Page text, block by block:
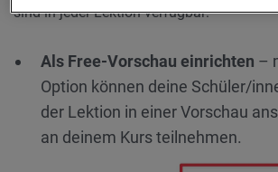
sind in jeder Lektion verfügbar:
Als Free-Vorschau einrichten –
Option können deine Schüler/
der Lektion in einer Vorschau
an deinem Kurs teilnehmen.